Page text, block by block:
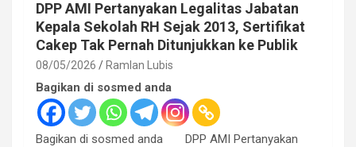
DPP AMI Pertanyakan Legalitas Jabatan
Kepala Sekolah RH Sejak 2013, Sertifikat
Cakep Tak Pernah Ditunjukkan ke Publik
08/05/2026 Ramlan Lubis
Bagikan di sosmed anda
Bagikan di sosmed anda DPP AMI Pertanyakan